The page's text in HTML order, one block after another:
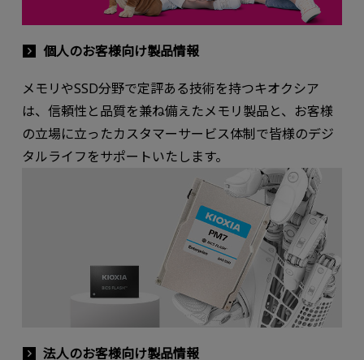
個人のお客様向け製品情報
メモリやSSD分野で定評ある技術を持つキオクシア
は、信頼性と品質を兼ね備えたメモリ製品と、お客様
の立場に立ったカスタマーサービス体制で皆様のデジ
タルライフをサポートいたします。
法人のお客様向け製品情報